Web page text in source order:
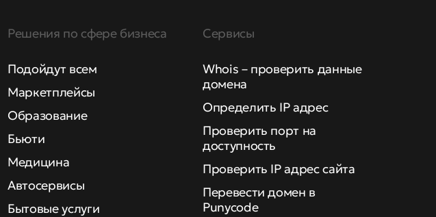
Решения по сфере бизнеса
Подойдут всем
Маркетплейсы
Образование
Бьюти
Медицина
Автосервисы
Бытовые услуги
Сервисы
Whois – проверить данные
домена
Определить IP адрес
Проверить порт на
доступность
Проверить IP адрес сайта
Перевести домен в
Punycode